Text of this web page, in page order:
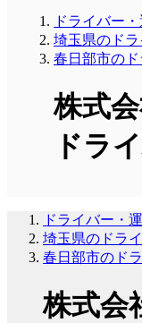
ドライバー
埼玉県のドラ
春日部市のド
株式
ドラ
ドライバー・
埼玉県のドラ
春日部市のド
株式会